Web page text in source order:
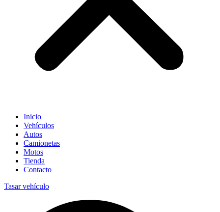
Inicio
Vehículos
Autos
Camionetas
Motos
Tienda
Contacto
Tasar vehículo